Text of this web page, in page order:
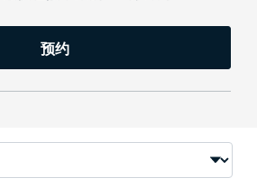
预约